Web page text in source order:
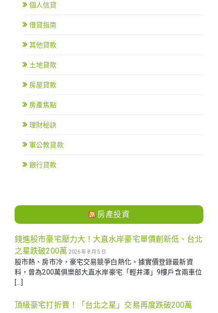
個人信貸
借貸指南
其他貸款
土地貸款
房屋貸款
房產焦點
理財秘訣
軍公教貸款
銀行貸款
房產投資
錢進股市豪宅壓力大！大直水岸豪宅單價創新低、台北
之星跌破200萬 2026 年 8 月 5 日
股市熱、房市冷，豪宅交易競爭白熱化。據實價登錄最新資
料，曾為200萬俱樂部大直水岸豪宅「輕井澤」9樓戶含兩車位
[…]
頂級豪宅打折賣！「台北之星」交易再度跌破200萬